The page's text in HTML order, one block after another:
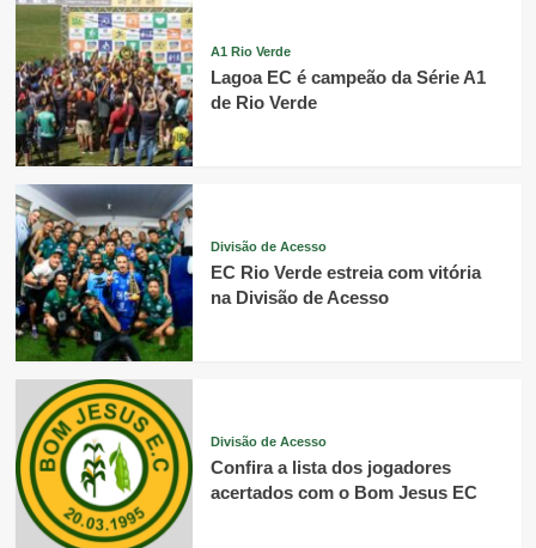
A1 Rio Verde
Lagoa EC é campeão da Série A1
de Rio Verde
Divisão de Acesso
EC Rio Verde estreia com vitória
na Divisão de Acesso
Divisão de Acesso
Confira a lista dos jogadores
acertados com o Bom Jesus EC